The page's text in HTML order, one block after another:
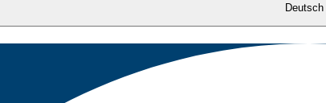
Deutsch